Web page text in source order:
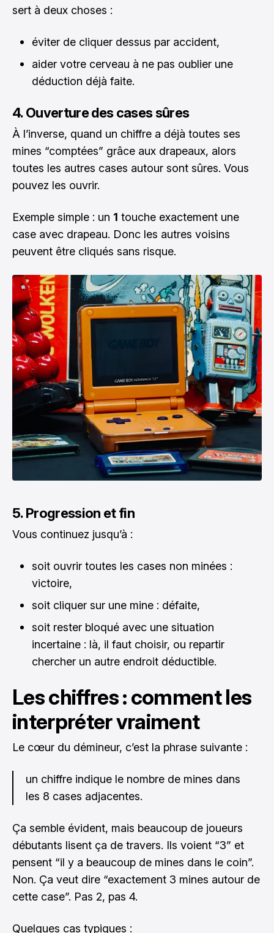
sert à deux choses :
éviter de cliquer dessus par accident,
aider votre cerveau à ne pas oublier une
déduction déjà faite.
4. Ouverture des cases sûres
À l’inverse, quand un chiffre a déjà toutes ses
mines “comptées” grâce aux drapeaux, alors
toutes les autres cases autour sont sûres. Vous
pouvez les ouvrir.
Exemple simple : un 1 touche exactement une
case avec drapeau. Donc les autres voisins
peuvent être cliqués sans risque.
5. Progression et fin
Vous continuez jusqu’à :
soit ouvrir toutes les cases non minées :
victoire,
soit cliquer sur une mine : défaite,
soit rester bloqué avec une situation
incertaine : là, il faut choisir, ou repartir
chercher un autre endroit déductible.
Les chiffres : comment les
interpréter vraiment
Le cœur du démineur, c’est la phrase suivante :
un chiffre indique le nombre de mines dans
les 8 cases adjacentes.
Ça semble évident, mais beaucoup de joueurs
débutants lisent ça de travers. Ils voient “3” et
pensent “il y a beaucoup de mines dans le coin”.
Non. Ça veut dire “exactement 3 mines autour de
cette case”. Pas 2, pas 4.
Quelques cas typiques :